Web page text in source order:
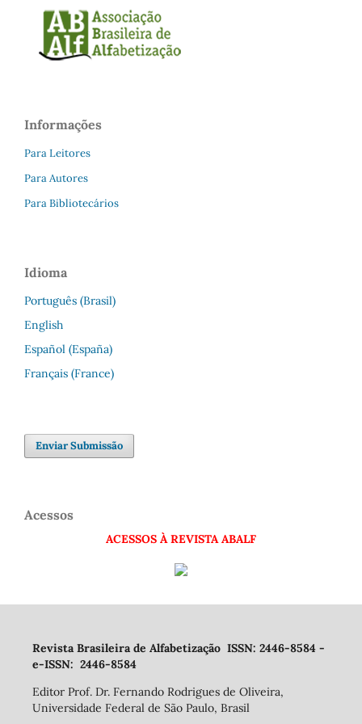
Informações
Para Leitores
Para Autores
Para Bibliotecários
Idioma
Português (Brasil)
English
Español (España)
Français (France)
Enviar Submissão
Acessos
ACESSOS À REVISTA ABALF
Revista Brasileira de Alfabetização ISSN: 2446-8584 -
e-ISSN: 2446-8584
Editor Prof. Dr. Fernando Rodrigues de Oliveira,
Universidade Federal de São Paulo, Brasil